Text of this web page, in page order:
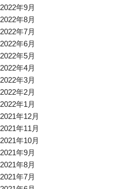
2022年9月
2022年8月
2022年7月
2022年6月
2022年5月
2022年4月
2022年3月
2022年2月
2022年1月
2021年12月
2021年11月
2021年10月
2021年9月
2021年8月
2021年7月